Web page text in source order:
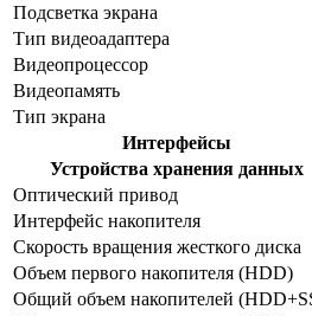
Подсветка экрана
Тип видеоадаптера
Видеопроцессор
Видеопамять
Тип экрана
Интерфейсы
Устройства хранения данных
Оптический привод
Интерфейс накопителя
Скорость вращения жесткого диска
Объем первого накопителя (HDD)
Общий объем накопителей